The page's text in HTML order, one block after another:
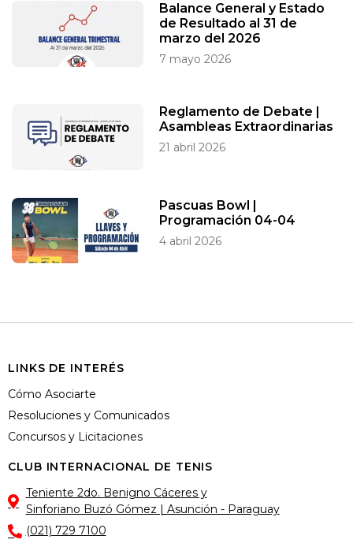
Balance General y Estado
de Resultado al 31 de
marzo del 2026
7 mayo 2026
Reglamento de Debate |
Asambleas Extraordinarias
21 abril 2026
Pascuas Bowl |
Programación 04-04
4 abril 2026
LINKS DE INTERÉS
Cómo Asociarte
Resoluciones y Comunicados
Concursos y Licitaciones
CLUB INTERNACIONAL DE TENIS
Teniente 2do. Benigno Cáceres y
Sinforiano Buzó Gómez | Asunción - Paraguay
(021) 729 7100